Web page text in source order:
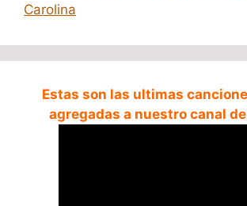
Carolina
Estas son las ultimas
agregadas a nuestro canal de